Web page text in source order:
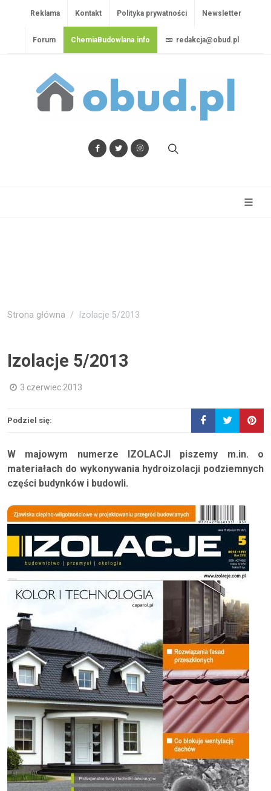
Reklama Kontakt Polityka prywatności Newsletter
Forum ChemiaBudowlana.info redakcja@obud.pl
Strona główna Izolacje 5/2013
Izolacje 5/2013
3 czerwiec 2013
Podziel się:
W majowym numerze IZOLACJI piszemy m.in. o
materiałach do wykonywania hydroizolacji podziemnych
części budynków i budowli.